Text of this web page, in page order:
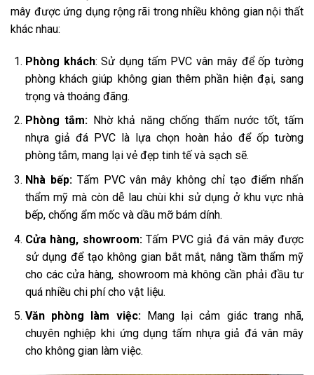
mây được ứng dụng rộng rãi trong nhiều không gian nội thất
khác nhau:
Phòng khách: Sử dụng tấm PVC vân mây để ốp tường
phòng khách giúp không gian thêm phần hiện đại, sang
trọng và thoáng đãng.
Phòng tắm: Nhờ khả năng chống thấm nước tốt, tấm
nhựa giả đá PVC là lựa chọn hoàn hảo để ốp tường
phòng tắm, mang lại vẻ đẹp tinh tế và sạch sẽ.
Nhà bếp:Tấm PVC vân mây không chỉ tạo điểm nhấn
thẩm mỹ mà còn dễ lau chùi khi sử dụng ở khu vực nhà
bếp, chống ẩm mốc và dầu mỡ bám dính.
Cửa hàng, showroom:Tấm PVC giả đá vân mây được
sử dụng để tạo không gian bắt mắt, nâng tầm thẩm mỹ
cho các cửa hàng, showroom mà không cần phải đầu tư
quá nhiều chi phí cho vật liệu.
Văn phòng làm việc:Mang lại cảm giác trang nhã,
chuyên nghiệp khi ứng dụng tấm nhựa giả đá vân mây
cho không gian làm việc.